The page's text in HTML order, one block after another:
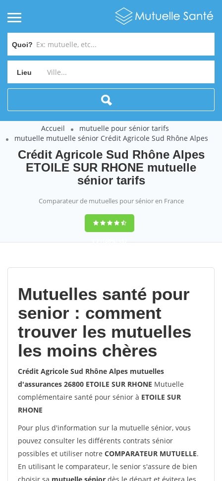
Quoi?
Lieu
Accueil
mutuelle pour sénior tarifs
mutuelle mutuelle sénior Crédit Agricole Sud Rhône Alpes
Crédit Agricole Sud Rhône Alpes
ETOILE SUR RHONE mutuelle
sénior tarifs
Comparateur de mutuelles pour sénior en France
9,2(100%)452
Mutuelles santé pour
senior : comment
trouver les mutuelles
les moins chères
Crédit Agricole Sud Rhône Alpes mutuelles
d'assurances 26800 ETOILE SUR RHONE Mutuelle
complémentaire santé pour sénior à ETOILE SUR
RHONE
Pour plus d'information sur la mutuelle sénior, vous
pouvez consulter les différents contrats sénior
possibles et utiliser notre COMPARATEUR MUTUELLE.
En utilisant le comparateur, le senior s'assure de bien